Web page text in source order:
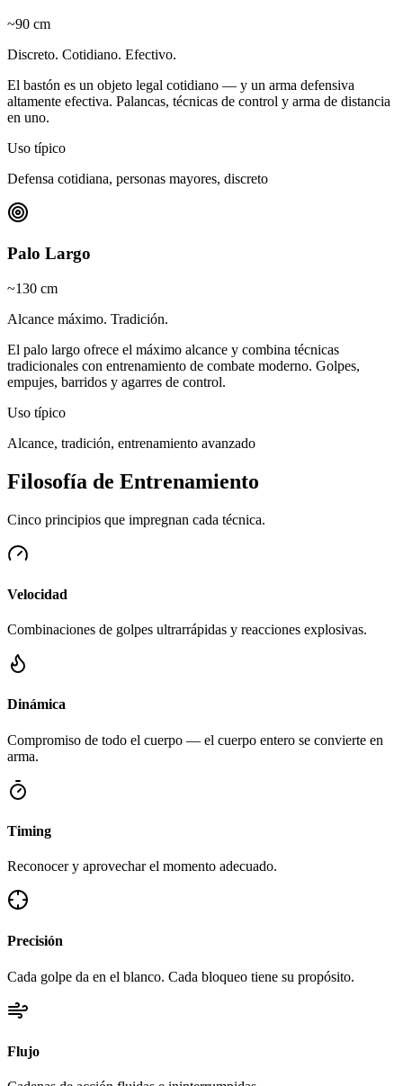
~90 cm
Discreto. Cotidiano. Efectivo.
El bastón es un objeto legal cotidiano — y un arma defensiva
altamente efectiva. Palancas, técnicas de control y arma de distancia
en uno.
Uso típico
Defensa cotidiana, personas mayores, discreto
Palo Largo
~130 cm
Alcance máximo. Tradición.
El palo largo ofrece el máximo alcance y combina técnicas
tradicionales con entrenamiento de combate moderno. Golpes,
empujes, barridos y agarres de control.
Uso típico
Alcance, tradición, entrenamiento avanzado
Filosofía de Entrenamiento
Cinco principios que impregnan cada técnica.
Velocidad
Combinaciones de golpes ultrarrápidas y reacciones explosivas.
Dinámica
Compromiso de todo el cuerpo — el cuerpo entero se convierte en
arma.
Timing
Reconocer y aprovechar el momento adecuado.
Precisión
Cada golpe da en el blanco. Cada bloqueo tiene su propósito.
Flujo